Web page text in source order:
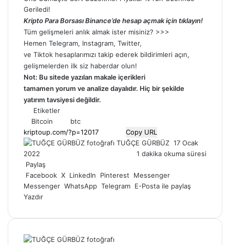
Geriledi!
Kripto Para Borsası Binance’de hesap açmak için tıklayın!
Tüm gelişmeleri anlık almak ister misiniz? >>>
Hemen Telegram, Instagram, Twitter,
ve Tiktok hesaplarımızı takip ederek bildirimleri açın,
gelişmelerden ilk siz haberdar olun!
Not: Bu sitede yazılan makale içerikleri
tamamen yorum ve analize dayalıdır. Hiç bir şekilde
yatırım tavsiyesi değildir.
Etiketler
Bitcoin
btc
Copy URL
TUĞÇE GÜRBÜZ Bir
e-
17 Ocak
2022
1 dakika okuma süresi
Paylaş
Facebook X LinkedIn Pinterest
Messenger
Messenger WhatsApp Telegram E-Posta ile paylaş
Yazdır